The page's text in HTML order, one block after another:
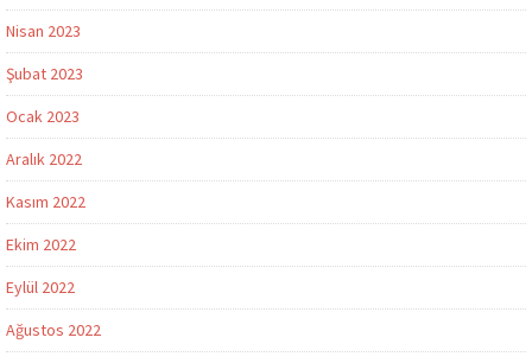
Nisan 2023
Şubat 2023
Ocak 2023
Aralık 2022
Kasım 2022
Ekim 2022
Eylül 2022
Ağustos 2022